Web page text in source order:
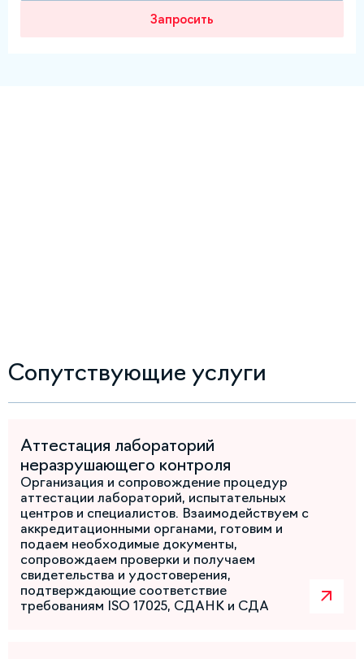
Запросить
Сопутствующие услуги
Аттестация лабораторий
неразрушающего контроля
Организация и сопровождение процедур
аттестации лабораторий, испытательных
центров и специалистов. Взаимодействуем с
аккредитационными органами, готовим и
подаем необходимые документы,
сопровождаем проверки и получаем
свидетельства и удостоверения,
подтверждающие соответствие
требованиям ISO 17025, СДАНК и СДА